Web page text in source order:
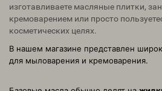
изготавливаете масляные плитки,
кремоварением или просто
косметических целях.
В нашем магазине представлен
для мыловарения и кремоварения.